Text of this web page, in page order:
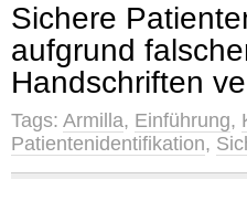
Sichere
aufgrund
Handschriften
Tags: Armilla, Einführung,
Patientenidentifikation,